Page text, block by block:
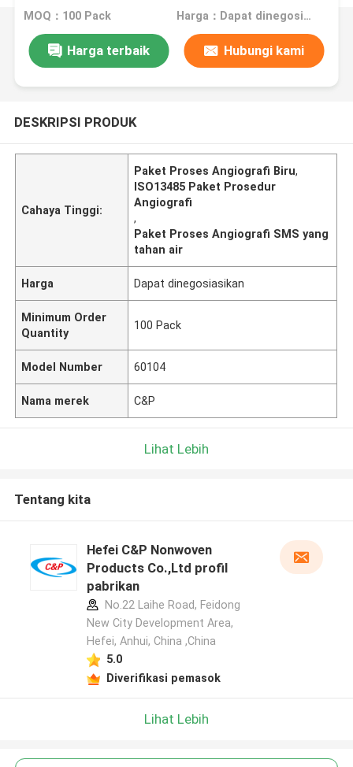
MOQ：100 Pack Harga：Dapat dinegosiasikan
Harga terbaik Hubungi kami
DESKRIPSI PRODUK
Cahaya Tinggi:
Paket Proses Angiografi Biru,
ISO13485 Paket Prosedur
Angiografi
,
Paket Proses Angiografi SMS yang
tahan air
Harga Dapat dinegosiasikan
Minimum Order
Quantity
100 Pack
Model Number 60104
Nama merek C&P
Lihat Lebih
Tentang kita
Hefei C&P Nonwoven
Products Co.,Ltd profil
pabrikan
No.22 Laihe Road, Feidong
New City Development Area,
Hefei, Anhui, China ,China
5.0
Diverifikasi pemasok
Lihat Lebih